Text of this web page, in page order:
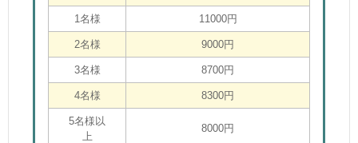
1名様 11000円
2名様 9000円
3名様 8700円
4名様 8300円
5名様以
上
8000円